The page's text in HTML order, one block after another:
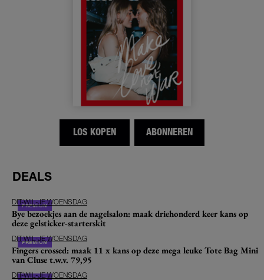
LOS KOPEN ABONNEREN
DEALS
DIT-WIL-JE WOENSDAG
Bye bezoekjes aan de nagelsalon: maak driehonderd keer kans op
deze gelsticker-starterskit
DIT-WIL-JE WOENSDAG
Fingers crossed: maak 11 x kans op deze mega leuke Tote Bag Mini
van Cluse t.w.v. 79,95
DIT-WIL-JE WOENSDAG